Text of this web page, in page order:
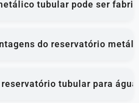
tubular pode ser
do reservatório
tubular para